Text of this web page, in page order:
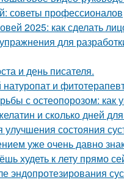
советы профессионалов
2025: как сделать
для
и день писателя.
и
с остеопорозом: как
и сколько дней
состояния
уже очень давно
худеть к лету прямо
эндопротезирования